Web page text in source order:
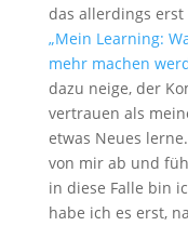
das allerdings
„Mein Learning:
mehr machen
dazu neige, der
vertrauen als
etwas Neues
von mir ab und
in diese Falle bin
habe ich es erst,